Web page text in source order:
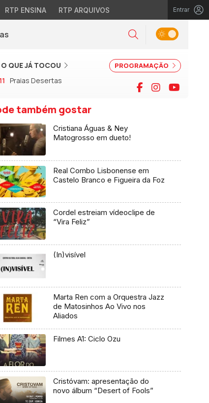
RTP ENSINA RTP ARQUIVOS Entrar
Pesquisar
Alternar tema
PROGRAMAÇÃO
O QUE JÁ TOCOU
Praias Desertas Facebook
Instagram
também gostar
Cristiana Águas & Ney
Matogrosso em dueto!
Real Combo Lisbonense em
Castelo Branco e Figueira da Foz
Cordel estreiam vídeoclipe de
“Vira Feliz”
(In)visível
Marta Ren com a Orquestra Jazz
de Matosinhos Ao Vivo nos
Aliados
Filmes A1: Ciclo Ozu
Cristóvam: apresentação do
novo álbum “Desert of Fools”